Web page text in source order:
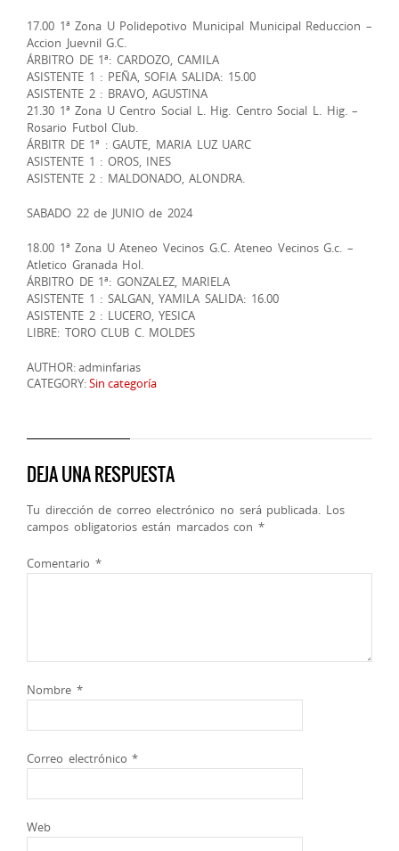
17.00 1ª Zona U Polidepotivo Municipal Municipal Reduccion –
Accion Juevnil G.C.
ÁRBITRO DE 1ª: CARDOZO, CAMILA
ASISTENTE 1 : PEÑA, SOFIA SALIDA: 15.00
ASISTENTE 2 : BRAVO, AGUSTINA
21.30 1ª Zona U Centro Social L. Hig. Centro Social L. Hig. –
Rosario Futbol Club.
ÁRBITR DE 1ª : GAUTE, MARIA LUZ UARC
ASISTENTE 1 : OROS, INES
ASISTENTE 2 : MALDONADO, ALONDRA.
SABADO 22 de JUNIO de 2024
18.00 1ª Zona U Ateneo Vecinos G.C. Ateneo Vecinos G.c. –
Atletico Granada Hol.
ÁRBITRO DE 1ª: GONZALEZ, MARIELA
ASISTENTE 1 : SALGAN, YAMILA SALIDA: 16.00
ASISTENTE 2 : LUCERO, YESICA
LIBRE: TORO CLUB C. MOLDES
AUTHOR: adminfarias
CATEGORY:Sin categoría
DEJA UNA RESPUESTA
Tu dirección de correo electrónico no será publicada. Los
campos obligatorios están marcados con *
Comentario *
Nombre *
Correo electrónico*
Web